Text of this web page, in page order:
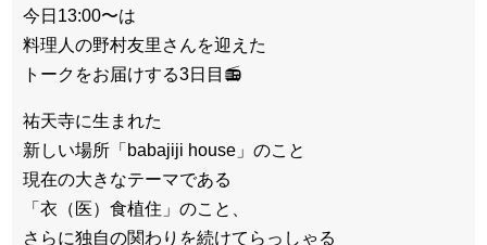
今日13:00〜は
料理人の野村友里さんを迎えた
トークをお届けする3日目📻
祐天寺に生まれた
新しい場所「babajiji house」のこと
現在の大きなテーマである
「衣（医）食植住」のこと、
さらに独自の関わりを続けてらっしゃる